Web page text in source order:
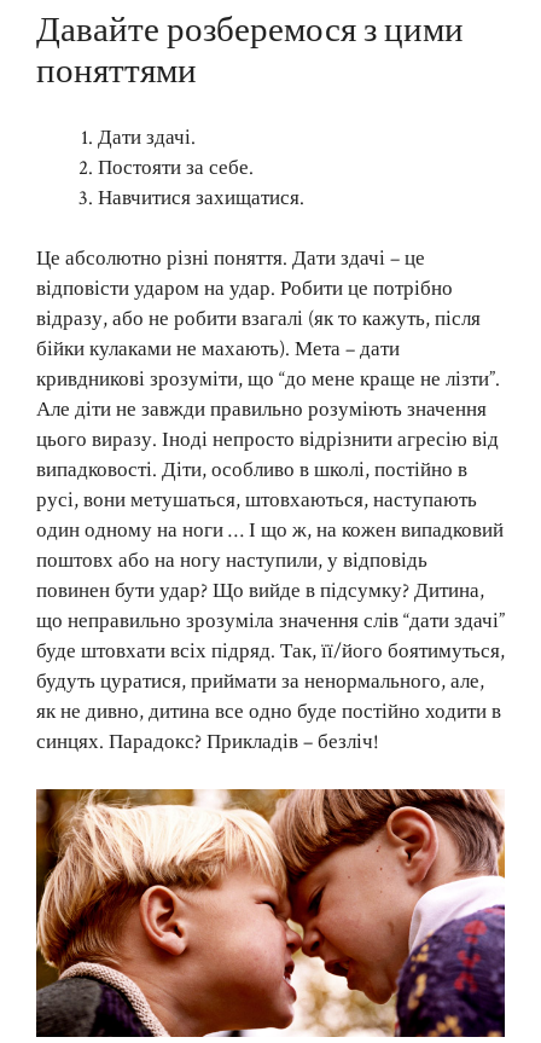
Давайте розберемося з цими
поняттями
Дати здачі.
Постояти за себе.
Навчитися захищатися.
Це абсолютно різні поняття. Дати здачі – це
відповісти ударом на удар. Робити це потрібно
відразу, або не робити взагалі (як то кажуть, після
бійки кулаками не махають). Мета – дати
кривдникові зрозуміти, що “до мене краще не лізти”.
Але діти не завжди правильно розуміють значення
цього виразу. Іноді непросто відрізнити агресію від
випадковості. Діти, особливо в школі, постійно в
русі, вони метушаться, штовхаються, наступають
один одному на ноги … І що ж, на кожен випадковий
поштовх або на ногу наступили, у відповідь
повинен бути удар? Що вийде в підсумку? Дитина,
що неправильно зрозуміла значення слів “дати здачі”
буде штовхати всіх підряд. Так, її/його боятимуться,
будуть цуратися, приймати за ненормального, але,
як не дивно, дитина все одно буде постійно ходити в
синцях. Парадокс? Прикладів – безліч!